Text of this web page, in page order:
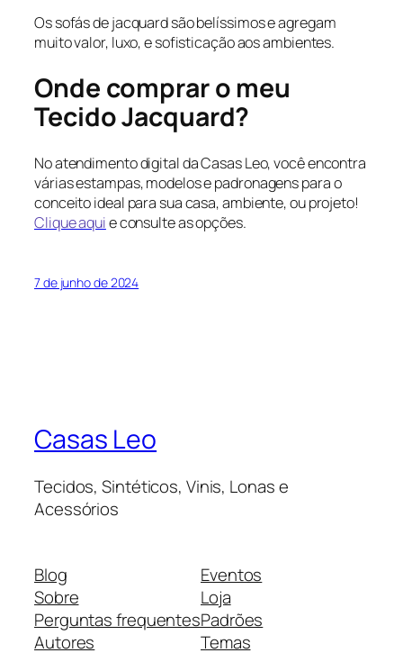
Os sofás de jacquard são belíssimos e agregam
muito valor, luxo, e sofisticação aos ambientes.
Onde comprar o meu
Tecido Jacquard?
No atendimento digital da Casas Leo, você encontra
várias estampas, modelos e padronagens para o
conceito ideal para sua casa, ambiente, ou projeto!
Clique aquie consulte as opções.
7 de junho de 2024
Casas Leo
Tecidos, Sintéticos, Vinis, Lonas e
Acessórios
Blog
Sobre
Perguntas frequentes
Autores
Eventos
Loja
Padrões
Temas